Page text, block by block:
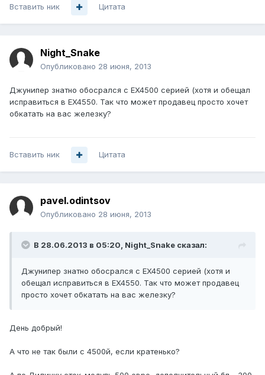
Вставить ник Цитата
Night_Snake
Опубликовано 28 июня, 2013
Джунипер знатно обосрался с EX4500 серией (хотя и обещал
исправиться в EX4550. Так что может продавец просто хочет
обкатать на вас железку?
Вставить ник Цитата
pavel.odintsov
Опубликовано 28 июня, 2013
В 28.06.2013 в 05:20, Night_Snake сказал:
Джунипер знатно обосрался с EX4500 серией (хотя и
обещал исправиться в EX4550. Так что может продавец
просто хочет обкатать на вас железку?
День добрый!
А что не так были с 4500й, если кратенько?